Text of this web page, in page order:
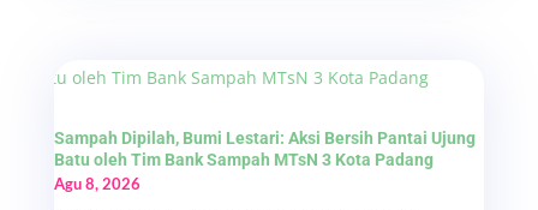
Sampah Dipilah, Bumi Lestari: Aksi Bersih Pantai Ujung
Batu oleh Tim Bank Sampah MTsN 3 Kota Padang
Agu 8, 2026